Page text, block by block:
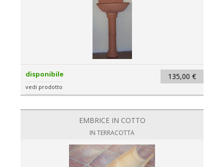
135,00 €
disponibile
vedi prodotto
EMBRICE IN COTTO
IN TERRACOTTA